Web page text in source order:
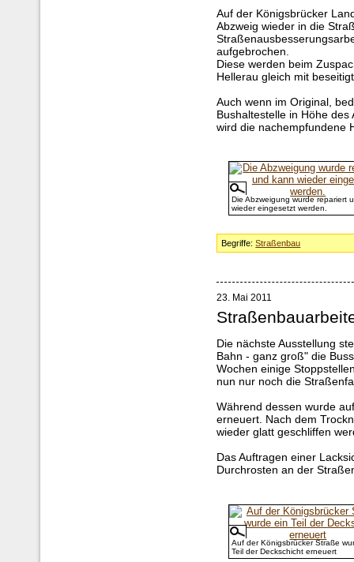
Auf der Königsbrücker
Abzweig wieder in die
aufgebrochen.
Diese werden beim
Hellerau gleich mit
Auch wenn im Original,
Bushaltestelle in Höhe
wird die nachempfundene
Die Abzweigung wurde repariert
wieder eingesetzt werden.
Begriffe:Straßenbau
23. Mai 2011
Die nächste Ausstellung
Bahn - ganz groß" die
Wochen einige
nun nur noch die
Während dessen wurde
erneuert. Nach dem
wieder glatt geschliffen
Das Auftragen einer
Durchrosten an der
Auf der Königsbrücker Straße
Teil der Deckschicht erneuert